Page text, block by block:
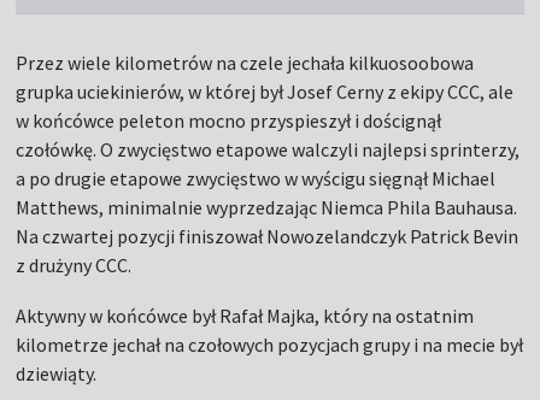
Przez wiele kilometrów na czele jechała kilkuosoobowa
grupka uciekinierów, w której był Josef Cerny z ekipy CCC, ale
w końcówce peleton mocno przyspieszył i doścignął
czołówkę. O zwycięstwo etapowe walczyli najlepsi sprinterzy,
a po drugie etapowe zwycięstwo w wyścigu sięgnął Michael
Matthews, minimalnie wyprzedzając Niemca Phila Bauhausa.
Na czwartej pozycji finiszował Nowozelandczyk Patrick Bevin
z drużyny CCC.
Aktywny w końcówce był Rafał Majka, który na ostatnim
kilometrze jechał na czołowych pozycjach grupy i na mecie był
dziewiąty.